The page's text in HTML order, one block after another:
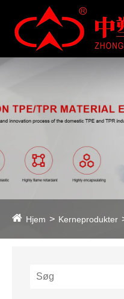
Hjem Kerneprodukter